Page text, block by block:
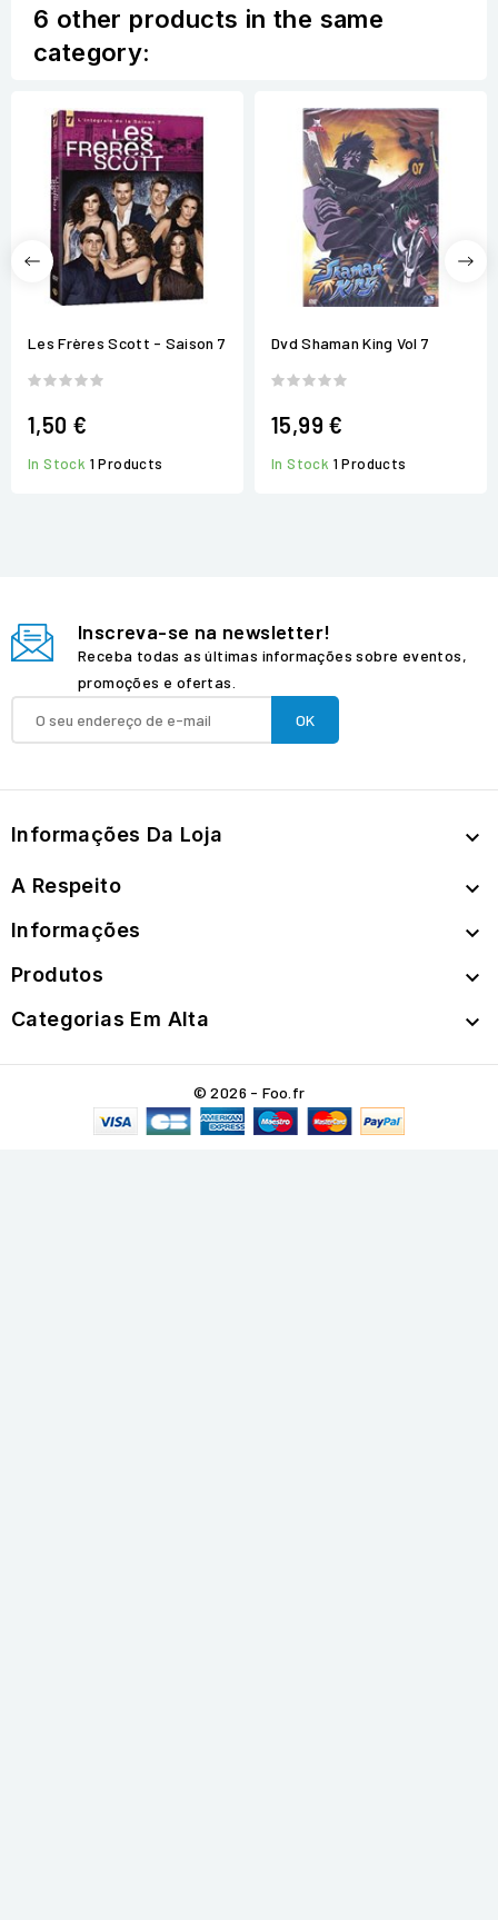
6 other products in the same
category:
Les Frères Scott - Saison 7
1,50 €
In Stock 1 Products
Dvd Shaman King Vol 7
15,99 €
In Stock 1 Products
Inscreva-se na newsletter!
Receba todas as últimas informações sobre eventos,
promoções e ofertas.
Informações Da Loja 
A Respeito 
Informações 
Produtos 
Categorias Em Alta 
© 2026 - Foo.fr